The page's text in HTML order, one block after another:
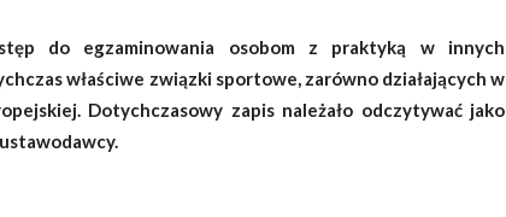
do egzaminowania osobom z praktyką w innych
właściwe związki sportowe, zarówno działających w
Dotychczasowy zapis należało odczytywać jako